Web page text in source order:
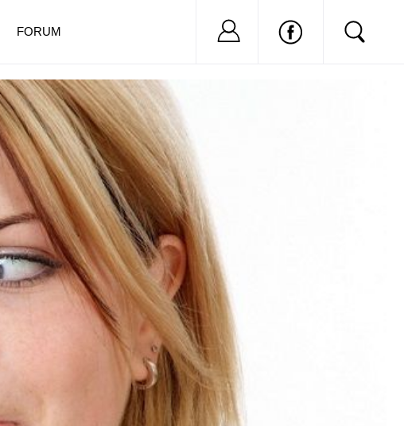
FORUM Nu ai cont?